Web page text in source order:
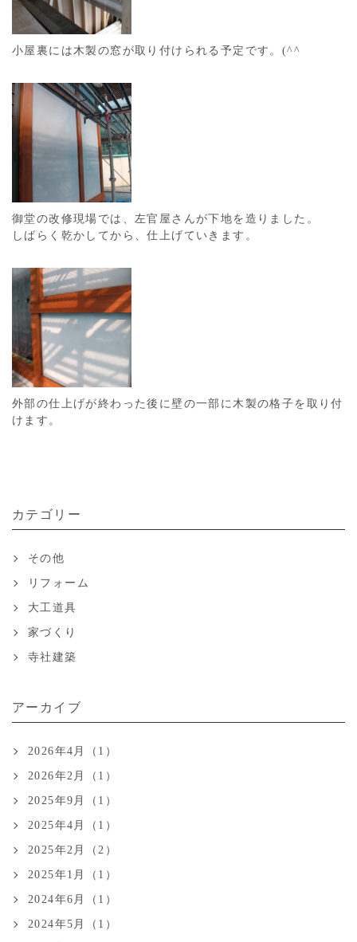
小屋裏には木製の窓が取り付けられる予定です。(^^
御堂の改修現場では、左官屋さんが下地を造りました。
しばらく乾かしてから、仕上げていきます。
外部の仕上げが終わった後に壁の一部に木製の格子を取り付
けます。
カテゴリー
その他
リフォーム
大工道具
家づくり
寺社建築
アーカイブ
2026年4月（1）
2026年2月（1）
2025年9月（1）
2025年4月（1）
2025年2月（2）
2025年1月（1）
2024年6月（1）
2024年5月（1）